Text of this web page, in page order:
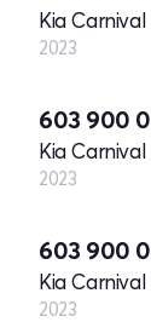
Kia
2023
603 900
Kia
2023
603 900
Kia
2023